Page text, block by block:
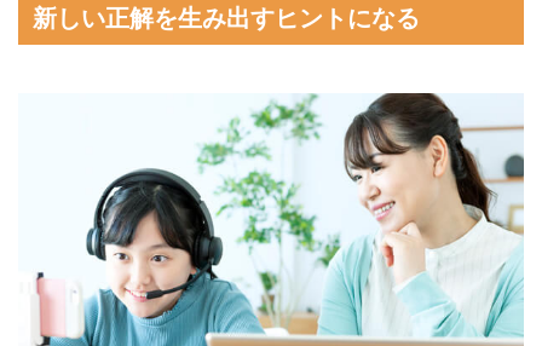
新しい正解を生み出すヒントになる